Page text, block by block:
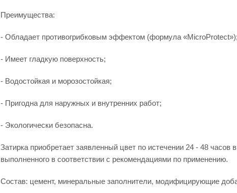
Преимущества:
- Обладает противогрибковым эффектом (формула «MicroProtect»);
- Имеет гладкую поверхность;
- Водостойкая и морозостойкая;
- Пригодна для наружных и внутренних работ;
- Экологически безопасна.
Затирка приобретает заявленный цвет по истечении 24 - 48
выполненного в соответствии с рекомендациями по применению.
Состав: цемент, минеральные заполнители, модифицирующие